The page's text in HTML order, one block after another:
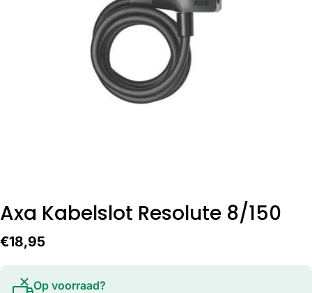
media 0 in modaal
Axa Kabelslot Resolute 8/150
Normale
€18,95
Op voorraad?